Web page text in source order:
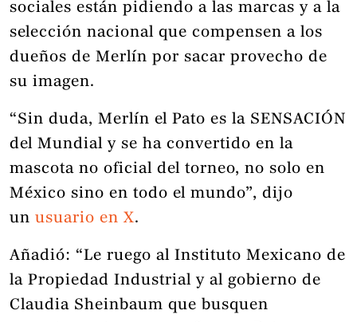
sociales están pidiendo a las marcas y a la
selección nacional que compensen a los
dueños de Merlín por sacar provecho de
su imagen.
“Sin duda, Merlín el Pato es la SENSACIÓN
del Mundial y se ha convertido en la
mascota no oficial del torneo, no solo en
México sino en todo el mundo”, dijo
un usuario en X.
Añadió: “Le ruego al Instituto Mexicano de
la Propiedad Industrial y al gobierno de
Claudia Sheinbaum que busquen